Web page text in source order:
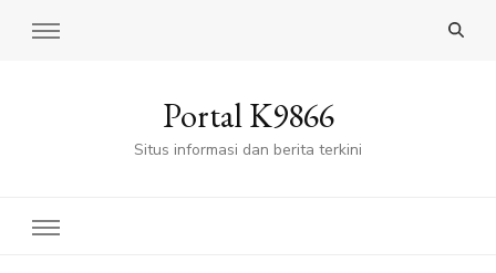
Portal K9866
Situs informasi dan berita terkini